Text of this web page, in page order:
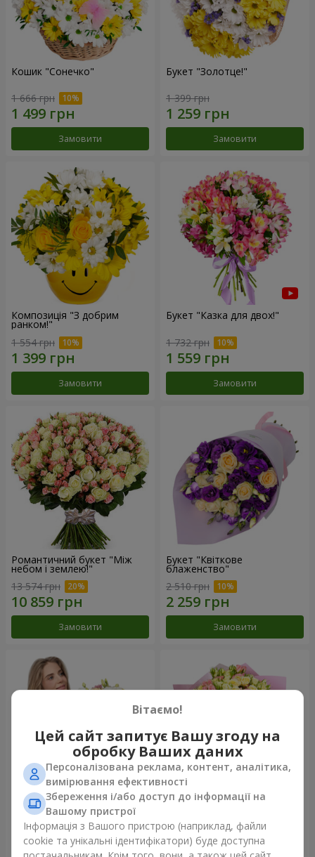
Кошик "Сонечко"
1 666 грн
Замовити
Букет "Золотце!"
1 399 грн
Замовити
Композиція "З добрим
ранком!"
1 554 грн
Замовити
Букет "Казка для двох!"
1 732 грн
Замовити
Романтичний букет "Між
небом і землею!"
13 574 грн
Замовити
Букет "Квіткове
блаженство"
2 510 грн
Замовити
Букет "Королеві серця"
2 554 грн
Мікс "Планета троянд" із 51
6 587 грн
Вітаємо!
Цей сайт запитує Вашу згоду на
обробку Ваших даних
Персоналізована реклама, контент, аналітика,
вимірювання ефективності
Збереження і/або доступ до інформації на
Вашому пристрої
Інформація з Вашого пристрою (наприклад, файли
cookie та унікальні ідентифікатори) буде доступна